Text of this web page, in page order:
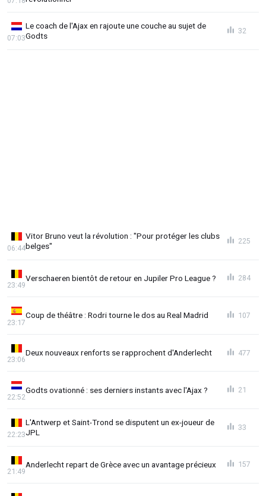
Le coach de l'Ajax en rajoute une couche au sujet de
Godts
07:03
32
Vitor Bruno veut la révolution : "Pour protéger les clubs
belges"
06:44
225
Verschaeren bientôt de retour en Jupiler Pro League ?
23:49
284
Coup de théâtre : Rodri tourne le dos au Real Madrid
23:17
107
Deux nouveaux renforts se rapprochent d'Anderlecht
23:06
477
Godts ovationné : ses derniers instants avec l'Ajax ?
22:52
21
L'Antwerp et Saint-Trond se disputent un ex-joueur de
JPL
22:23
33
Anderlecht repart de Grèce avec un avantage précieux
21:49
157